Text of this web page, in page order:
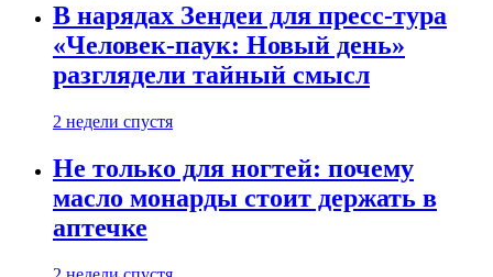
В нарядах Зендеи для пресс-тура
«Человек-паук: Новый день»
разглядели тайный смысл
2 недели спустя
Не только для ногтей: почему
масло монарды стоит держать в
аптечке